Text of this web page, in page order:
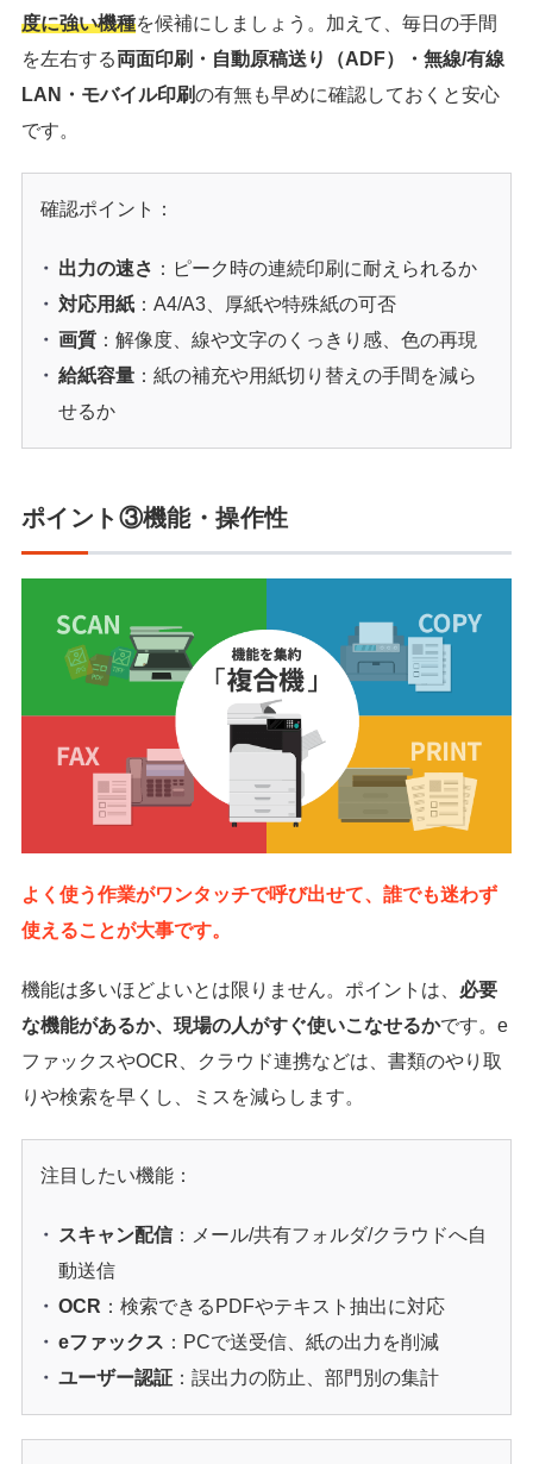
度に強い機種を候補にしましょう。加えて、毎日の手間
を左右する両面印刷・自動原稿送り（ADF）・無線/有線
LAN・モバイル印刷の有無も早めに確認しておくと安心
です。
確認ポイント：
出力の速さ ：ピーク時の連続印刷に耐えられるか
対応用紙：A4/A3、厚紙や特殊紙の可否
画質：解像度、線や文字のくっきり感、色の再現
給紙容量：紙の補充や用紙切り替えの手間を減ら
せるか
ポイント③機能・操作性
よく使う作業がワンタッチで呼び出せて、誰でも迷わず
使えることが大事です。
機能は多いほどよいとは限りません。ポイントは、 必要
な機能があるか、現場の人がすぐ使いこなせるかです。e
ファックスやOCR、クラウド連携などは、書類のやり取
りや検索を早くし、ミスを減らします。
注目したい機能：
スキャン配信：メール/共有フォルダ/クラウドへ自
動送信
OCR ：検索できるPDFやテキスト抽出に対応
eファックス ：PCで送受信、紙の出力を削減
ユーザー認証：誤出力の防止、部門別の集計